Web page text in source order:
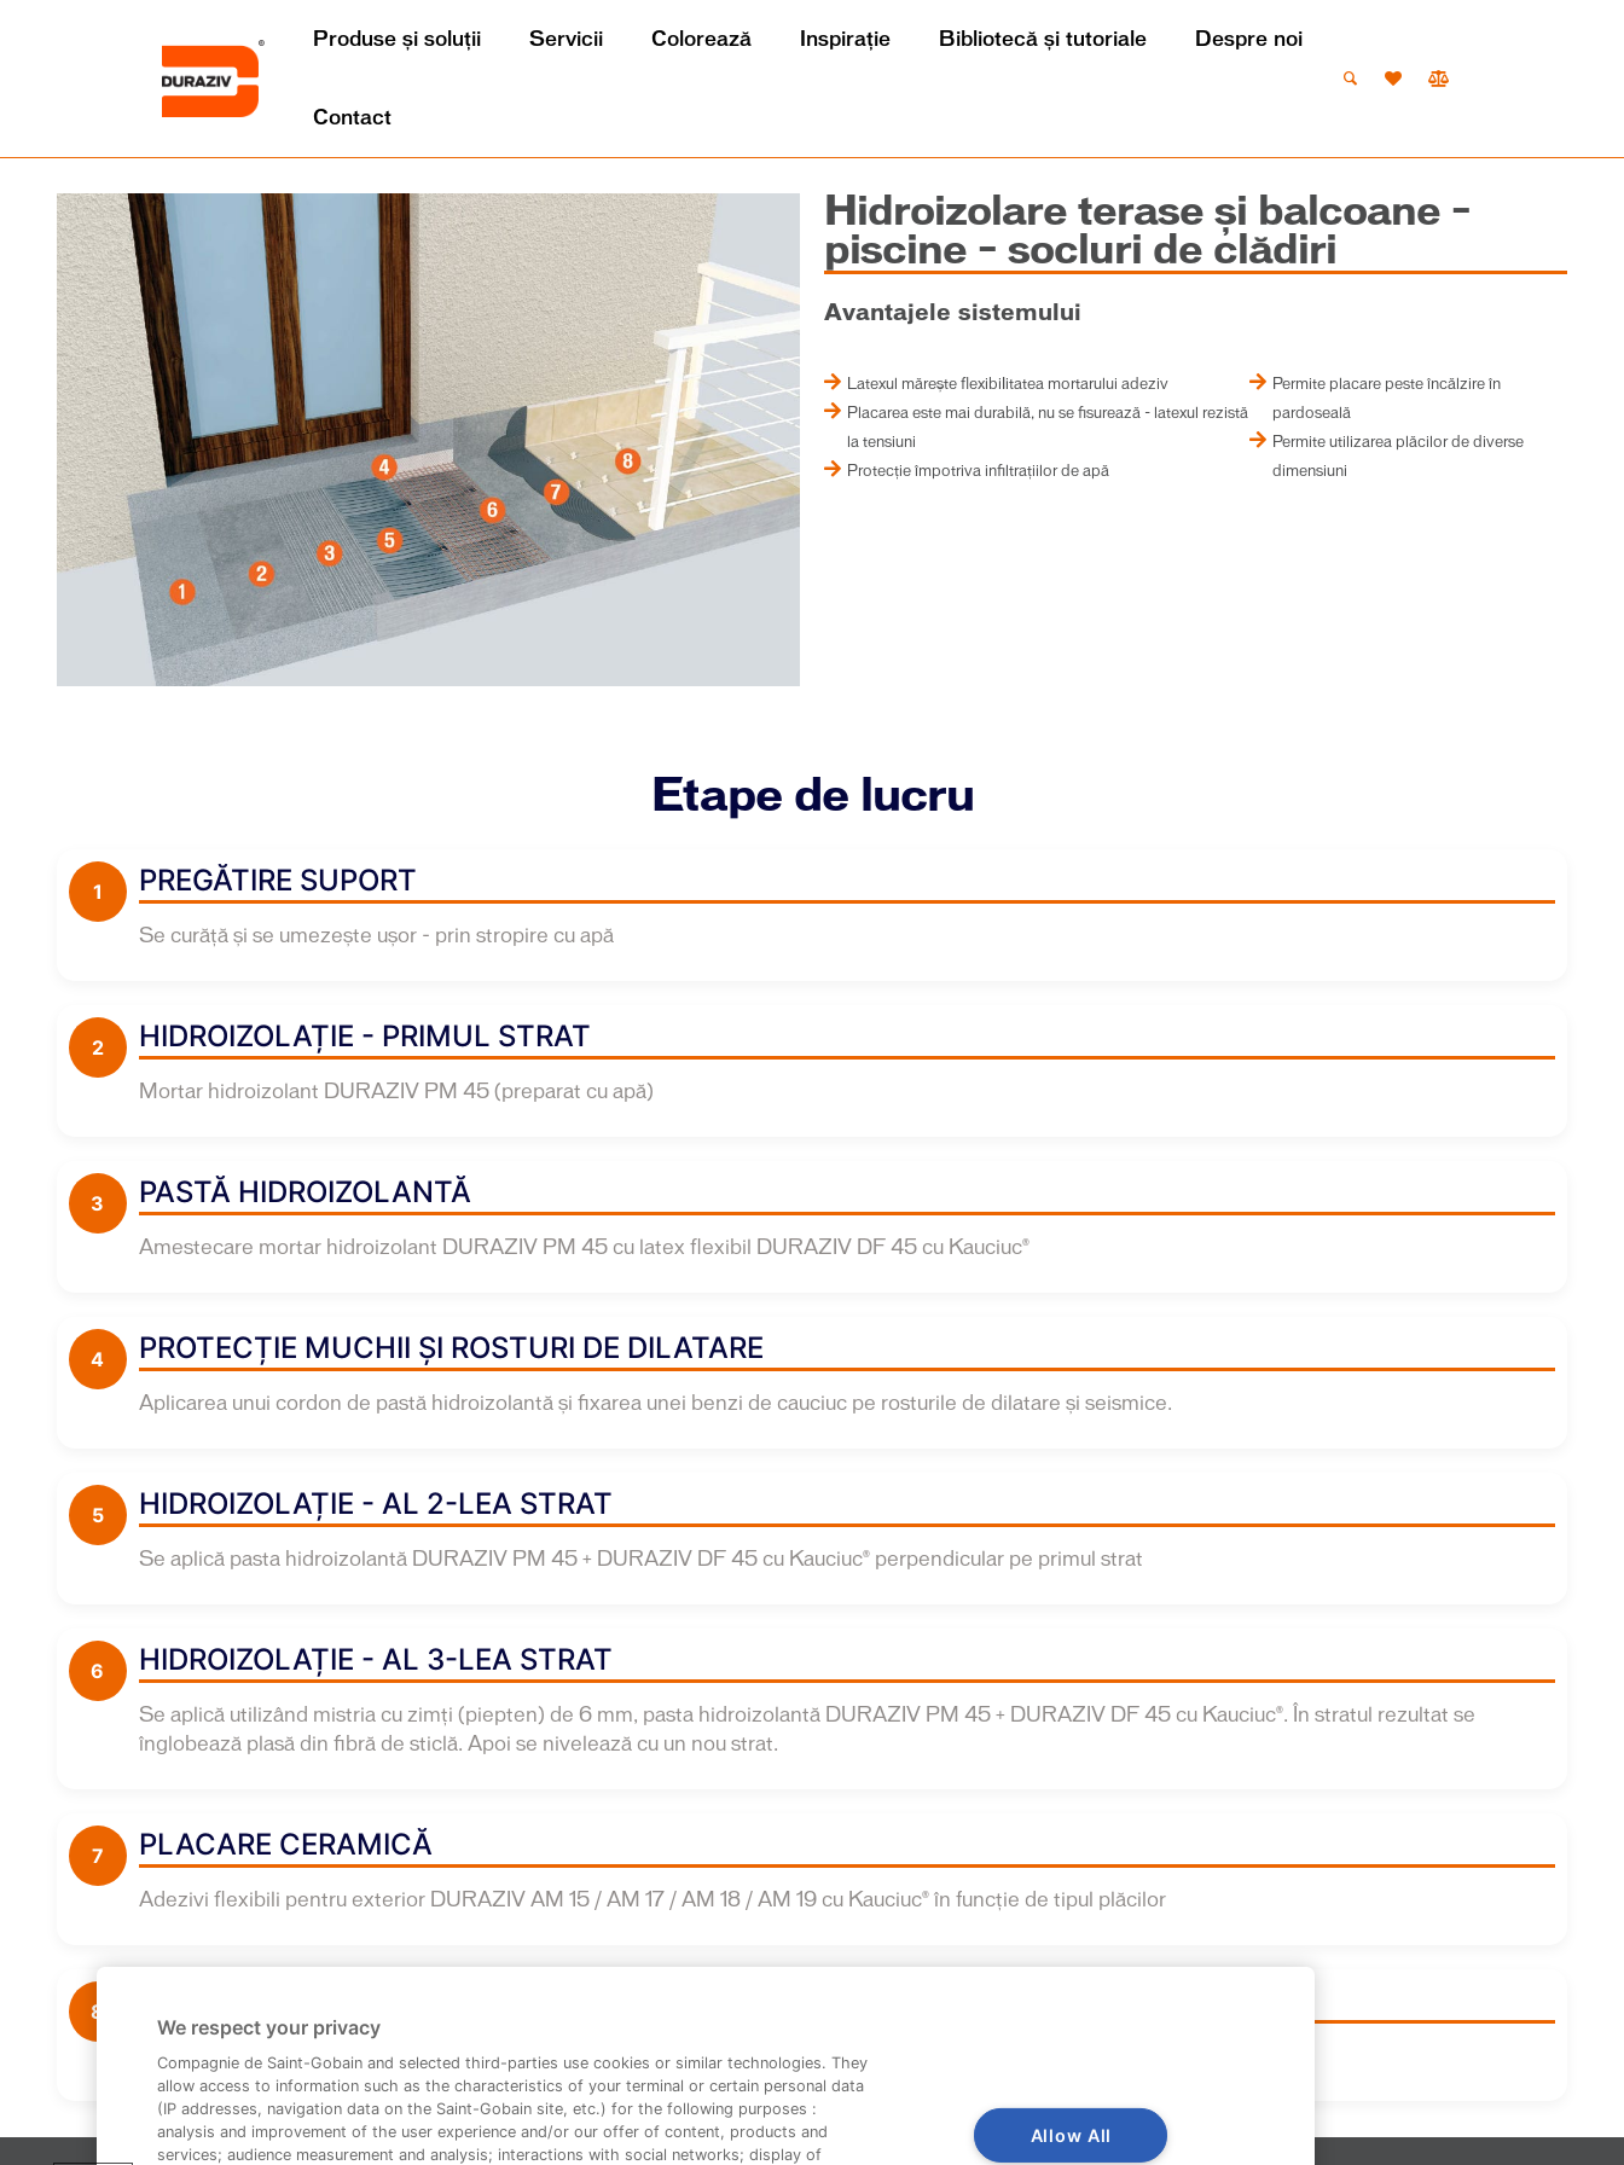
Produse și soluții Servicii Colorează Inspirație Bibliotecă și tutoriale Despre noi
Contact
Hidroizolare terase și balcoane –
piscine – socluri de clădiri
Avantajele sistemului
Latexul măreşte flexibiIitatea mortarului adeziv
Placarea este mai durabilă, nu se fisurează - latexul rezistă
la tensiuni
Protecție împotriva infiltrațiilor de apă
Permite placare peste încălzire în
pardoseală
Permite utilizarea plăcilor de diverse
dimensiuni
Etape de lucru
1 PREGĂTIRE SUPORT
Se curăţă și se umezeşte uşor - prin stropire cu apă
2 HIDROIZOLAȚIE - PRIMUL STRAT
Mortar hidroizolant DURAZIV PM 45 (preparat cu apă)
3 PASTĂ HIDROIZOLANTĂ
Amestecare mortar hidroizolant DURAZIV PM 45 cu latex flexibil DURAZIV DF 45 cu Kauciuc®
4 PROTECȚIE MUCHII ȘI ROSTURI DE DILATARE
Aplicarea unui cordon de pastă hidroizolantă şi fixarea unei benzi de cauciuc pe rosturile de dilatare și seismice.
5 HIDROIZOLAȚIE - AL 2-LEA STRAT
Se aplică pasta hidroizolantă DURAZIV PM 45 + DURAZIV DF 45 cu Kauciuc® perpendicular pe primul strat
6 HIDROIZOLAȚIE - AL 3-LEA STRAT
Se aplică utilizând mistria cu zimţi (piepten) de 6 mm, pasta hidroizolantă DURAZIV PM 45 + DURAZIV DF 45 cu Kauciuc®. În stratul rezultat se
înglobează plasă din fibră de sticlă. Apoi se nivelează cu un nou strat.
7 PLACARE CERAMICĂ
Adezivi flexibili pentru exterior DURAZIV AM 15 / AM 17 / AM 18 / AM 19 cu Kauciuc® în funcție de tipul plăcilor
8
Chitul DURAZIV GM 59 cu silicon
We respect your privacy
Compagnie de Saint-Gobain and selected third-parties use cookies or similar technologies. They
allow access to information such as the characteristics of your terminal or certain personal data
(IP addresses, navigation data on the Saint-Gobain site, etc.) for the following purposes :
analysis and improvement of the user experience and/or our offer of content, products and
services; audience measurement and analysis; interactions with social networks; display of
Allow All